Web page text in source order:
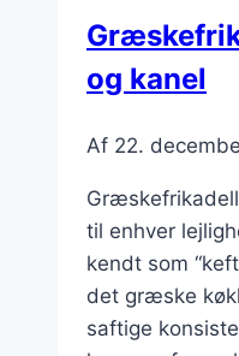
og kanel
Af 22.
til enhver
kendt som
det græske
saftige